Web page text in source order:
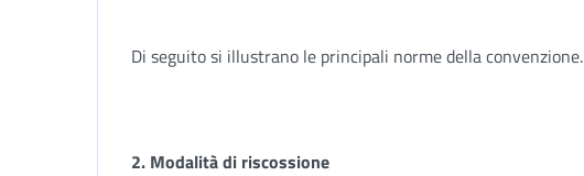
Di seguito si illustrano le principali norme della convenzione.
2. Modalità di riscossione